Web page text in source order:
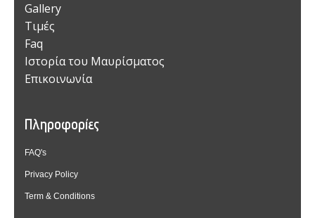
Gallery
Τιμές
Faq
Ιστορία του Μαυρίσματος
Επικοινωνία
Πληροφορίες
FAQ's
Privacy Policy
Term & Conditions